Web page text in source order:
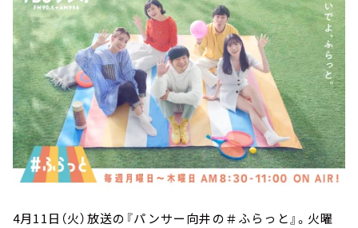
4月11日（火）放送の『パンサー向井の＃ふらっと』。火曜